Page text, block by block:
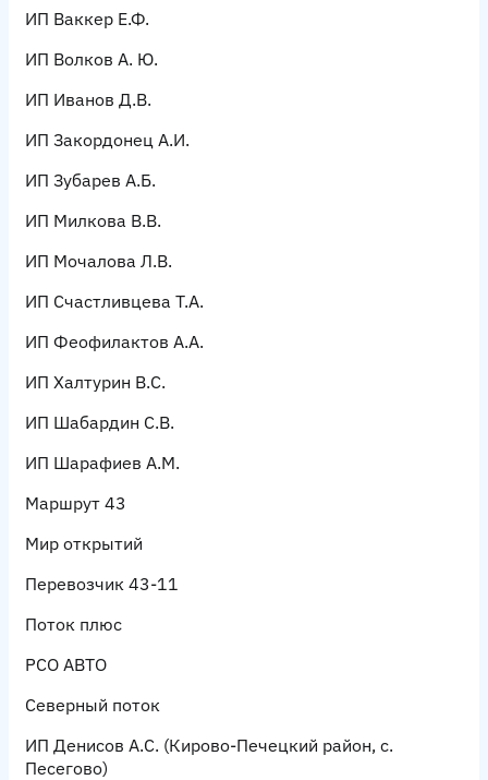
ИП Ваккер Е.Ф.
ИП Волков А. Ю.
ИП Иванов Д.В.
ИП Закордонец А.И.
ИП Зубарев А.Б.
ИП Милкова В.В.
ИП Мочалова Л.В.
ИП Счастливцева Т.А.
ИП Феофилактов А.А.
ИП Халтурин В.С.
ИП Шабардин С.В.
ИП Шарафиев А.М.
Маршрут 43
Мир открытий
Перевозчик 43-11
Поток плюс
РСО АВТО
Северный поток
ИП Денисов А.С. (Кирово-Печецкий район, с.
Песегово)